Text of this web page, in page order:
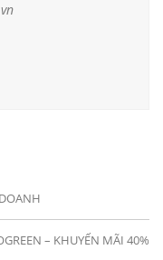
– KHUYẾN MÃI 40%